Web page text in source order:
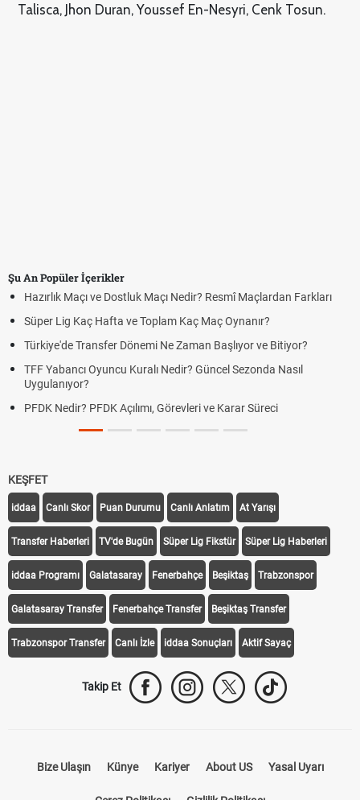
Talisca, Jhon Duran, Youssef En-Nesyri, Cenk Tosun.
Şu An Popüler İçerikler
Maçı Nedir? Resmî Maçlardan Farkları
ve Toplam Kaç Maç Oynanır?
Dönemi Ne Zaman Başlıyor ve Bitiyor?
Kuralı Nedir? Güncel Sezonda Nasıl
Açılımı, Görevleri ve Karar Süreci
Puan Durumunda
Skor Ne Demek?
Futbol Nasıl
Deplasman Golü
DGS Sonuçları Ne
KEŞFET
iddaa Canlı Skor Puan Durumu Canlı Anlatım At Yarışı
Transfer Haberleri TV'de Bugün Süper Lig Fikstür Süper Lig Haberleri
iddaa Programı Galatasaray Fenerbahçe Beşiktaş Trabzonspor
Galatasaray Transfer Fenerbahçe Transfer Beşiktaş Transfer
Trabzonspor Transfer Canlı İzle iddaa Sonuçları Aktif Sayaç